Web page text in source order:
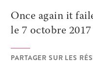
Once again it
le 7 octobre
PARTAGER SUR LES